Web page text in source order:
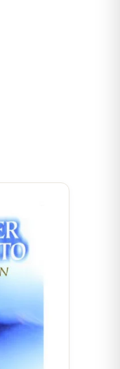
$156.655.